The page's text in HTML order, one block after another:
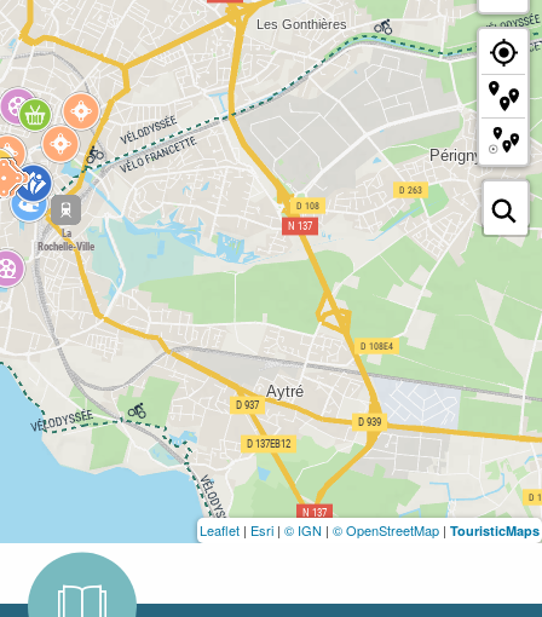
Leaflet | Esri | © IGN | © OpenStreetMap | TouristicMaps